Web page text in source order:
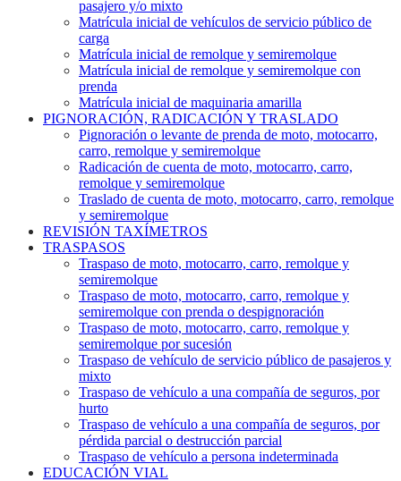
pasajero y/o mixto
Matrícula inicial de vehículos de servicio público de
carga
Matrícula inicial de remolque y semiremolque
Matrícula inicial de remolque y semiremolque con
prenda
Matrícula inicial de maquinaria amarilla
PIGNORACIÓN, RADICACIÓN Y TRASLADO
Pignoración o levante de prenda de moto, motocarro,
carro, remolque y semiremolque
Radicación de cuenta de moto, motocarro, carro,
remolque y semiremolque
Traslado de cuenta de moto, motocarro, carro, remolque
y semiremolque
REVISIÓN TAXÍMETROS
TRASPASOS
Traspaso de moto, motocarro, carro, remolque y
semiremolque
Traspaso de moto, motocarro, carro, remolque y
semiremolque con prenda o despignoración
Traspaso de moto, motocarro, carro, remolque y
semiremolque por sucesión
Traspaso de vehículo de servicio público de pasajeros y
mixto
Traspaso de vehículo a una compañía de seguros, por
hurto
Traspaso de vehículo a una compañía de seguros, por
pérdida parcial o destrucción parcial
Traspaso de vehículo a persona indeterminada
EDUCACIÓN VIAL